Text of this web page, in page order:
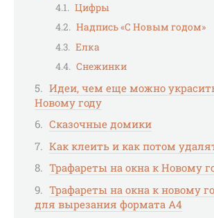
Цифры
Надпись «С Новым годом»
Елка
Снежинки
Идеи, чем еще можно
Новому году
Сказочные домики
Как клеить и как потом
Трафареты на окна к Новому
Трафареты на окна к новому
для вырезания формата А4